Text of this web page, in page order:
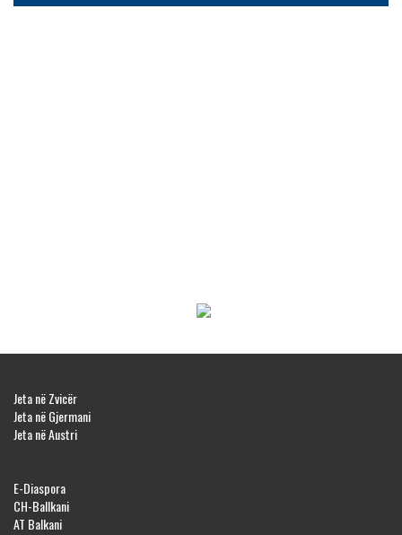
Jeta në Zvicër
Jeta në Gjermani
Jeta në Austri
E-Diaspora
CH-Ballkani
AT Balkani